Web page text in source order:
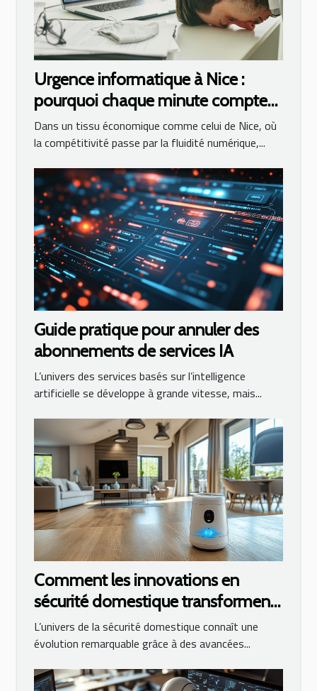
Urgence informatique à Nice :
pourquoi chaque minute compte
en cas de panne ?
Dans un tissu économique comme celui de Nice, où
la compétitivité passe par la fluidité numérique,...
Guide pratique pour annuler des
abonnements de services IA
L’univers des services basés sur l’intelligence
artificielle se développe à grande vitesse, mais...
Comment les innovations en
sécurité domestique transforment
la surveillance des maisons
L’univers de la sécurité domestique connaît une
évolution remarquable grâce à des avancées...